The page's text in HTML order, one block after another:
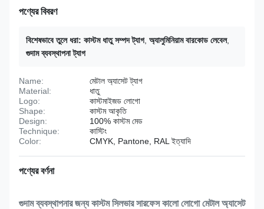
পণ্যের বিবরণ
বিশেষভাবে তুলে ধরা: কাস্টম ধাতু সম্পদ ট্যাগ, অ্যালুমিনিয়াম বারকোড লেবেল,
গুদাম ব্যবস্থাপনা ট্যাগ
Name:
মেটাল অ্যাসেট ট্যাগ
Material:
ধাতু
Logo:
কাস্টমাইজড লোগো
Shape:
কাস্টম আকৃতি
Design:
100% কাস্টম মেড
Technique:
কাস্টিং
Color:
CMYK, Pantone, RAL ইত্যাদি
পণ্যের বর্ণনা
গুদাম ব্যবস্থাপনার জন্য কাস্টম সিলভার সারফেস কালো লোগো মেটাল অ্যাসেট